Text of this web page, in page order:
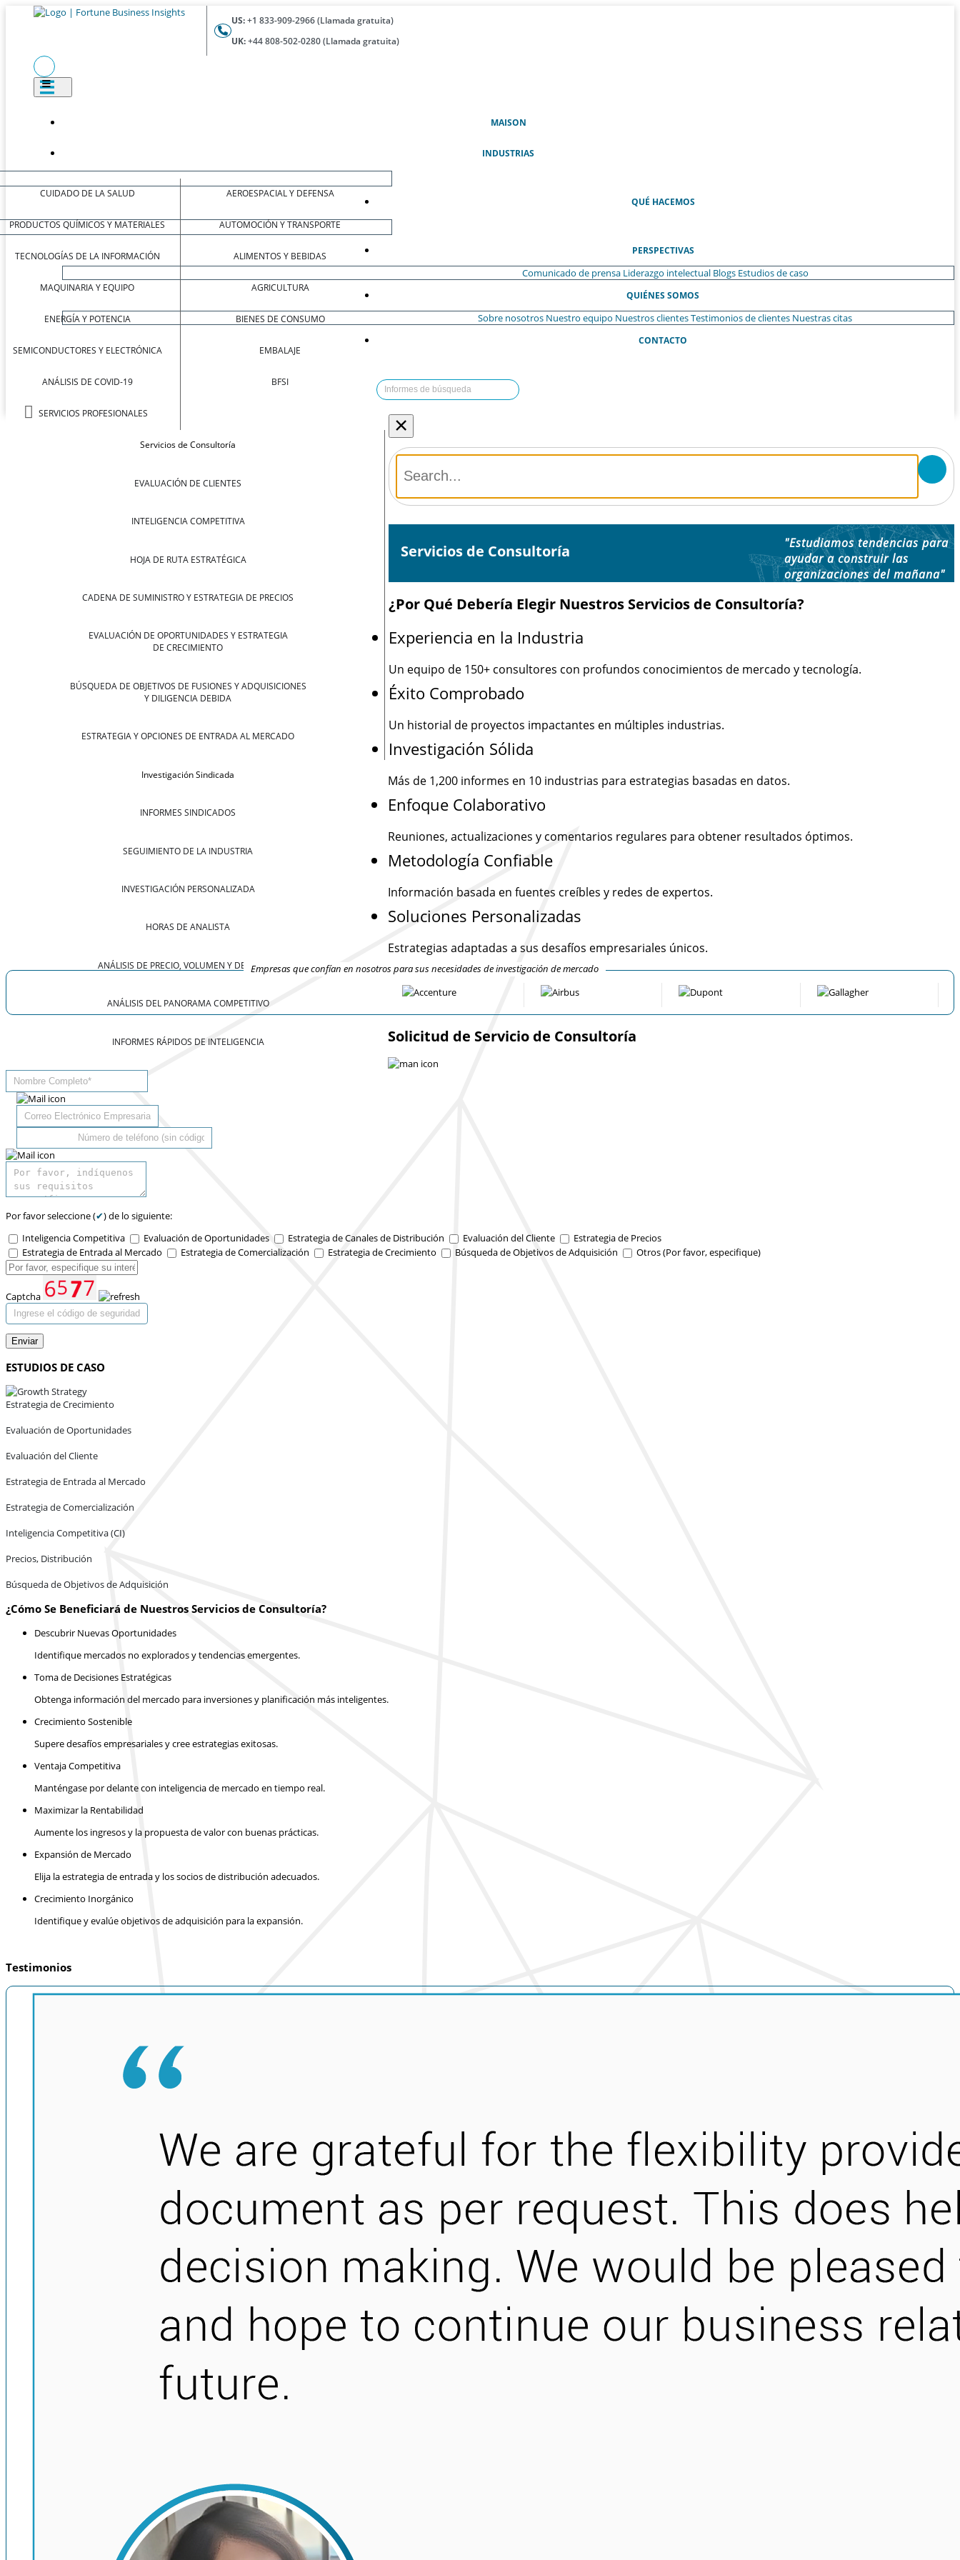
US:+1 833-909-2966 (Llamada gratuita)
UK:+44 808-502-0280 (Llamada gratuita)
MAISON(ACTUAL)
INDUSTRIAS
CUIDADO DE LA SALUD
PRODUCTOS QUÍMICOS Y MATERIALES
TECNOLOGÍAS DE LA INFORMACIÓN
MAQUINARIA Y EQUIPO
ENERGÍA Y POTENCIA
SEMICONDUCTORES Y ELECTRÓNICA
ANÁLISIS DE COVID-19
SERVICIOS PROFESIONALES
AEROESPACIAL Y DEFENSA
AUTOMOCIÓN Y TRANSPORTE
ALIMENTOS Y BEBIDAS
AGRICULTURA
BIENES DE CONSUMO
EMBALAJE
BFSI
QUÉ HACEMOS
Servicios de Consultoría
EVALUACIÓN DE CLIENTES
INTELIGENCIA COMPETITIVA
HOJA DE RUTA ESTRATÉGICA
CADENA DE SUMINISTRO Y ESTRATEGIA DE PRECIOS
EVALUACIÓN DE OPORTUNIDADES Y ESTRATEGIA
DE CRECIMIENTO
BÚSQUEDA DE OBJETIVOS DE FUSIONES Y ADQUISICIONES
Y DILIGENCIA DEBIDA
ESTRATEGIA Y OPCIONES DE ENTRADA AL MERCADO
Investigación Sindicada
INFORMES SINDICADOS
SEGUIMIENTO DE LA INDUSTRIA
INVESTIGACIÓN PERSONALIZADA
HORAS DE ANALISTA
ANÁLISIS DE PRECIO, VOLUMEN Y DEMANDA
ANÁLISIS DEL PANORAMA COMPETITIVO
INFORMES RÁPIDOS DE INTELIGENCIA
PERSPECTIVAS
Comunicado de prensa Liderazgo intelectual Blogs Estudios de caso
QUIÉNES SOMOS
Sobre nosotros Nuestro equipo Nuestros clientesTestimonios de clientes Nuestras citas
CONTACTO
×
Servicios de Consultoría
"Estudiamos tendencias para
ayudar a construir las
organizaciones del mañana"
¿Por Qué Debería Elegir Nuestros Servicios de Consultoría?
Experiencia en la Industria
Un equipo de 150+ consultores con profundos conocimientos de mercado y tecnología.
Éxito Comprobado
Un historial de proyectos impactantes en múltiples industrias.
Investigación Sólida
Más de 1,200 informes en 10 industrias para estrategias basadas en datos.
Enfoque Colaborativo
Reuniones, actualizaciones y comentarios regulares para obtener resultados óptimos.
Metodología Confiable
Información basada en fuentes creíbles y redes de expertos.
Soluciones Personalizadas
Estrategias adaptadas a sus desafíos empresariales únicos.
Empresas que confían en nosotros para sus necesidades de investigación de mercado
Solicitud de Servicio de Consultoría
Por favor seleccione (✔) de lo siguiente:
Inteligencia Competitiva
Evaluación de Oportunidades Estrategia de Canales de Distribución Evaluación del Cliente
Estrategia de Precios
Estrategia de Entrada al Mercado
Estrategia de Comercialización Estrategia de Crecimiento Búsqueda de Objetivos de Adquisición Otros (Por favor, especifique)
Captcha
Enviar
ESTUDIOS DE CASO
Estrategia de Crecimiento
Evaluación de Oportunidades
Evaluación del Cliente
Estrategia de Entrada al Mercado
Estrategia de Comercialización
Inteligencia Competitiva (CI)
Precios, Distribución
Búsqueda de Objetivos de Adquisición
¿Cómo Se Beneficiará de Nuestros Servicios de Consultoría?
Descubrir Nuevas Oportunidades
Identifique mercados no explorados y tendencias emergentes.
Toma de Decisiones Estratégicas
Obtenga información del mercado para inversiones y planificación más inteligentes.
Crecimiento Sostenible
Supere desafíos empresariales y cree estrategias exitosas.
Ventaja Competitiva
Manténgase por delante con inteligencia de mercado en tiempo real.
Maximizar la Rentabilidad
Aumente los ingresos y la propuesta de valor con buenas prácticas.
Expansión de Mercado
Elija la estrategia de entrada y los socios de distribución adecuados.
Crecimiento Inorgánico
Identifique y evalúe objetivos de adquisición para la expansión.
Testimonios